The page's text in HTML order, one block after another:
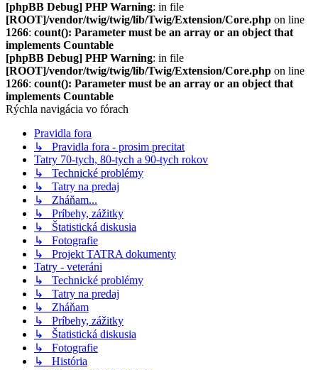
[phpBB Debug] PHP Warning: in file
[ROOT]/vendor/twig/twig/lib/Twig/Extension/Core.php on line
1266: count(): Parameter must be an array or an object that
implements Countable
[phpBB Debug] PHP Warning: in file
[ROOT]/vendor/twig/twig/lib/Twig/Extension/Core.php on line
1266: count(): Parameter must be an array or an object that
implements Countable
Rýchla navigácia vo fórach
Pravidla fora
↳ Pravidla fora - prosim precitat
Tatry 70-tych, 80-tych a 90-tych rokov
↳ Technické problémy
↳ Tatry na predaj
↳ Zháňam...
↳ Príbehy, zážitky
↳ Štatistická diskusia
↳ Fotografie
↳ Projekt TATRA dokumenty
Tatry - veteráni
↳ Technické problémy
↳ Tatry na predaj
↳ Zháňam
↳ Príbehy, zážitky
↳ Štatistická diskusia
↳ Fotografie
↳ História